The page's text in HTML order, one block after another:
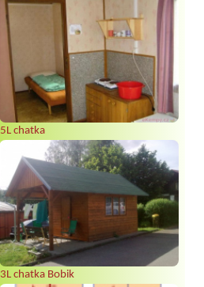
5L chatka
3L chatka Bobik